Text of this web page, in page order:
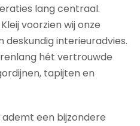
lang centraal.
voorzien wij onze
deskundig interieuradvies.
hét vertrouwde
tapijten en
een bijzondere